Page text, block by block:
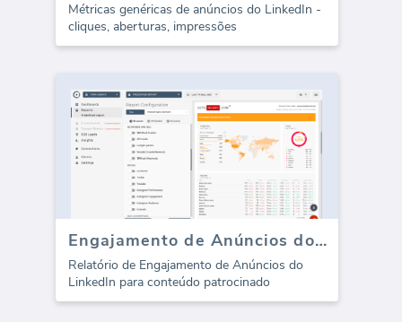
Métricas genéricas de anúncios do LinkedIn -
cliques, aberturas, impressões
Engajamento de Anúncios do LinkedIn (Relatório)
Relatório de Engajamento de Anúncios do
LinkedIn para conteúdo patrocinado